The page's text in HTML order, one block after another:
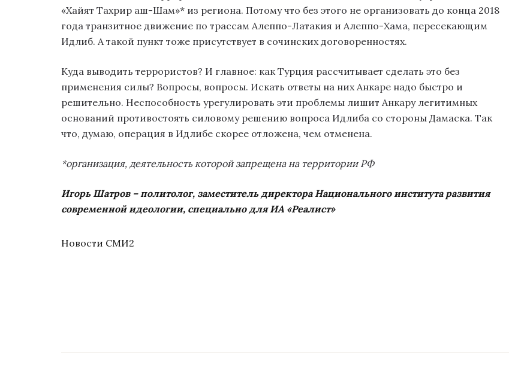
«Хайят Тахрир аш-Шам»* из региона. Потому что без этого не организовать до конца 2018
года транзитное движение по трассам Алеппо-Латакия и Алеппо-Хама, пересекающим
Идлиб. А такой пункт тоже присутствует в сочинских договоренностях.
Куда выводить террористов? И главное: как Турция рассчитывает сделать это без
применения силы? Вопросы, вопросы. Искать ответы на них Анкаре надо быстро и
решительно. Неспособность урегулировать эти проблемы лишит Анкару легитимных
оснований противостоять силовому решению вопроса Идлиба со стороны Дамаска. Так
что, думаю, операция в Идлибе скорее отложена, чем отменена.
*организация, деятельность которой запрещена на территории РФ
Игорь Шатров – политолог, заместитель директора Национального института развития
современной идеологии, специально для ИА «Реалист»
Новости СМИ2